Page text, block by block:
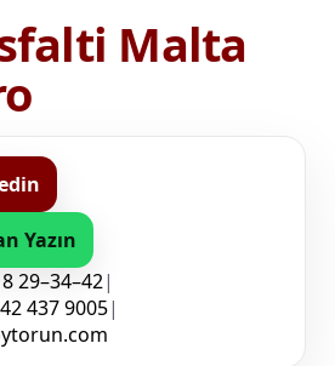
Malta
Yazın
29–34–42|
437 9005|